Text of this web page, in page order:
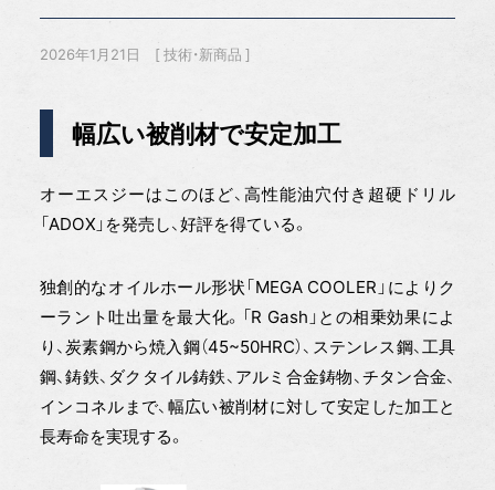
2026年1月21日 技術・新商品
幅広い被削材で安定加工
オーエスジーはこのほど、高性能油穴付き超硬ドリル
「ADOX」を発売し、好評を得ている。
独創的なオイルホール形状「MEGA COOLER」によりク
ーラント吐出量を最大化。「R Gash」との相乗効果によ
り、炭素鋼から焼入鋼（45~50HRC）、ステンレス鋼、工具
鋼、鋳鉄、ダクタイル鋳鉄、アルミ合金鋳物、チタン合金、
インコネルまで、幅広い被削材に対して安定した加工と
長寿命を実現する。